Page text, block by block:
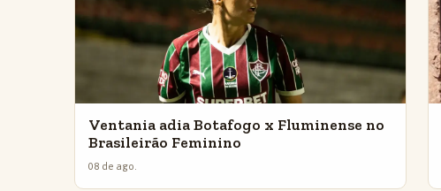
Ventania adia Botafogo x Fluminense no
Brasileirão Feminino
08 de ago.